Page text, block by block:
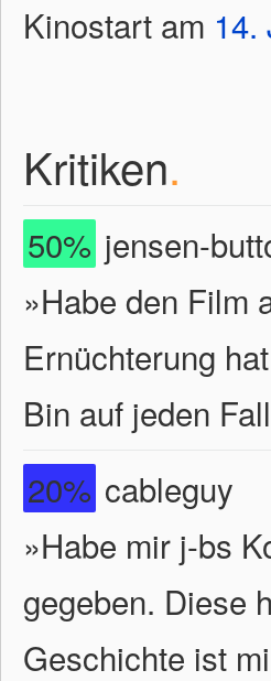
Kinostart am 14.
Kritiken.
50% jensen-
»Habe den Film
Ernüchterung
Bin auf jeden
20% cableguy
»Habe mir j-bs
gegeben. Diese
Geschichte ist